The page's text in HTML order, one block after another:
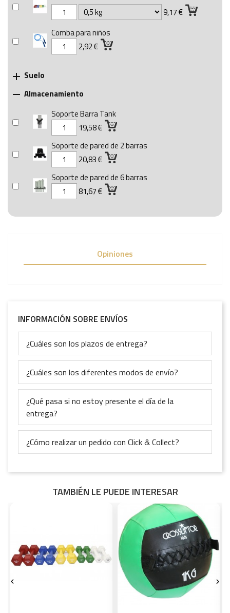
9,17 €
Comba para niños
2,92 €
 Suelo
 Almacenamiento
Soporte Barra Tank
19,58 €
Soporte de pared de 2 barras
20,83 €
Soporte de pared de 6 barras
81,67 €
Opiniones
INFORMACIÓN SOBRE ENVÍOS
¿Cuáles son los plazos de entrega?
¿Cuáles son los diferentes modos de envío?
¿Qué pasa si no estoy presente el día de la
entrega?
¿Cómo realizar un pedido con Click & Collect?
TAMBIÉN LE PUEDE INTERESAR
 